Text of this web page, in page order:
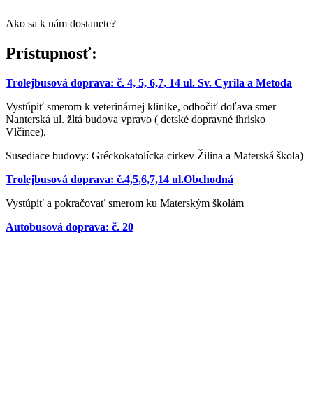
Ako sa k nám dostanete?
Prístupnosť:
Trolejbusová doprava: č. 4, 5, 6,7, 14 ul. Sv. Cyrila a Metoda
Vystúpiť smerom k veterinárnej klinike, odbočiť doľava smer
Nanterská ul. žltá budova vpravo ( detské dopravné ihrisko
Vlčince).
Susediace budovy: Gréckokatolícka cirkev Žilina a Materská škola)
Trolejbusová doprava: č.4,5,6,7,14 ul.Obchodná
Vystúpiť a pokračovať smerom ku Materským školám
Autobusová doprava: č. 20